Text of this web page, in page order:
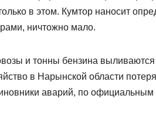
в этом. Кумтор наносит
ничтожно мало.
и тонны бензина выливаются
в Нарынской области
аварий, по